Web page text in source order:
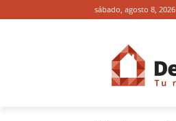
sábado, agosto 8, 2026